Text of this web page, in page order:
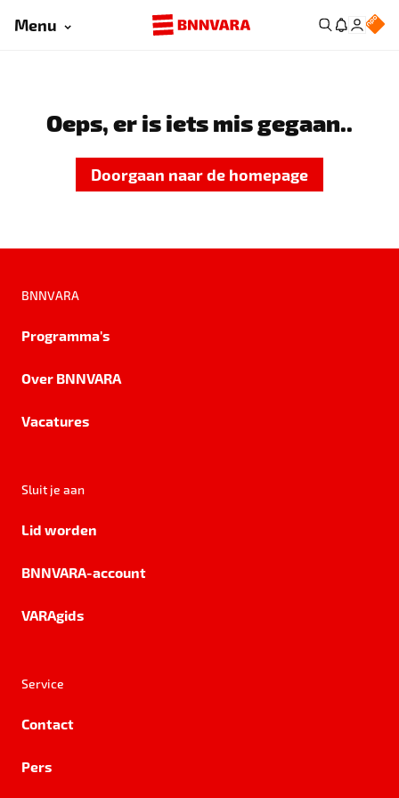
Menu
Oeps, er is iets mis gegaan..
Doorgaan naar de homepage
BNNVARA
Programma's
Over BNNVARA
Vacatures
Sluit je aan
Lid worden
BNNVARA-account
VARAgids
Service
Contact
Pers